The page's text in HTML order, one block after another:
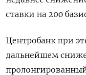
ставки на 200
Центробанк при
дальнейшем